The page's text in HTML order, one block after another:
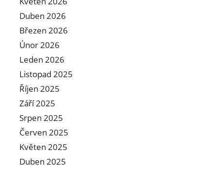
Duben 2026
Březen 2026
Únor 2026
Leden 2026
Listopad 2025
Říjen 2025
Září 2025
Srpen 2025
Červen 2025
Květen 2025
Duben 2025